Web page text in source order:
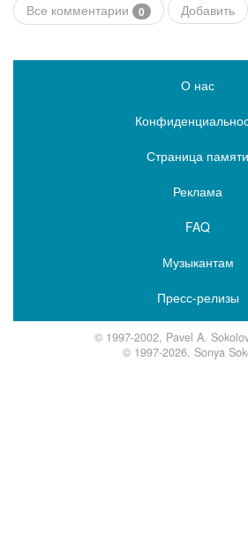
Все комментарии 0 Добавить
О нас
Страница памяти
Реклама
FAQ
Музыкантам
Пресс-релизы
© 1997-2002, Pavel A.
© 1997-2026, Sonya